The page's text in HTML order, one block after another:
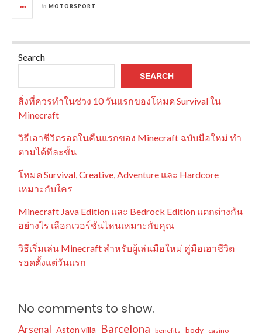
in MOTORSPORT
Search
SEARCH
สิ่งที่ควรทำในช่วง 10 วันแรกของโหมด Survival ใน
Minecraft
วิธีเอาชีวิตรอดในคืนแรกของ Minecraft ฉบับมือใหม่ ทำ
ตามได้ทีละขั้น
โหมด Survival, Creative, Adventure และ Hardcore
เหมาะกับใคร
Minecraft Java Edition และ Bedrock Edition แตกต่างกัน
อย่างไร เลือกเวอร์ชันไหนเหมาะกับคุณ
วิธีเริ่มเล่น Minecraft สำหรับผู้เล่นมือใหม่ คู่มือเอาชีวิต
รอดตั้งแต่วันแรก
No comments to show.
Arsenal Aston villa Barcelona benefits body casino